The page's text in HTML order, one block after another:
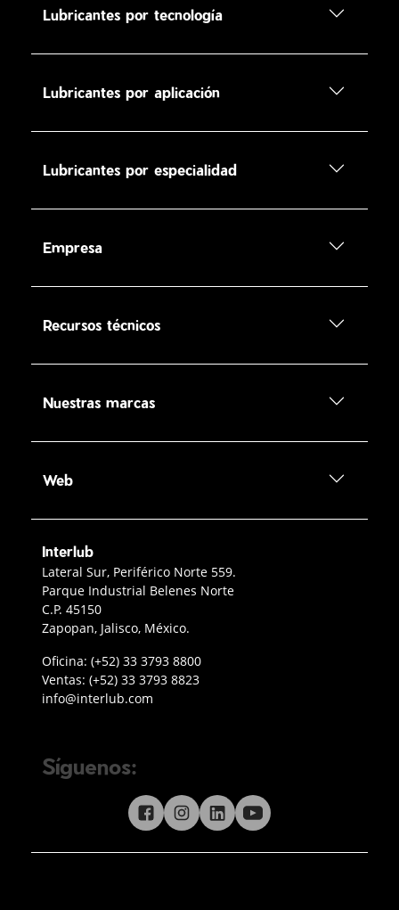
Lubricantes por tecnología
Lubricantes por aplicación
Lubricantes por especialidad
Empresa
Recursos técnicos
Nuestras marcas
Web
Interlub
Contacto Interlub
Lateral Sur, Periférico Norte 559.
Parque Industrial Belenes Norte
C.P. 45150
Zapopan, Jalisco, México.
Oficina: Teléfono oficina Guadalajara
(+52) 33 3793 8800
Ventas: Teléfono ventas
(+52) 33 3793 8823
Enviar correo a Interlub
info@interlub.com
Síguenos:
Síguenos en redes sociales